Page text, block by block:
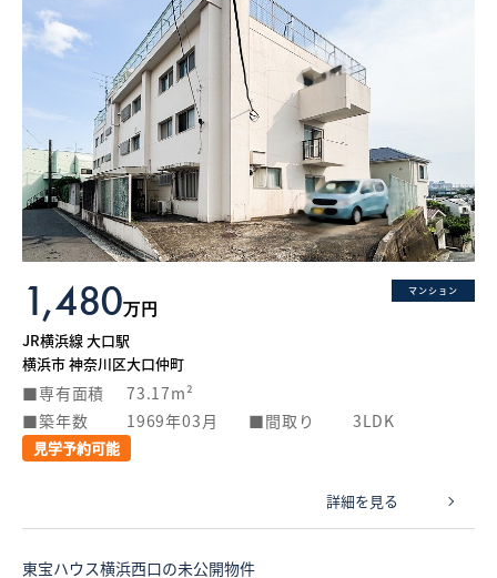
マンション
1,480万円
JR横浜線 大口駅
横浜市 神奈川区大口仲町
専有面積
73.17m²
築年数
1969年03月 間取り 3LDK
見学予約可能
詳細を見る
東宝ハウス横浜西口の未公開物件